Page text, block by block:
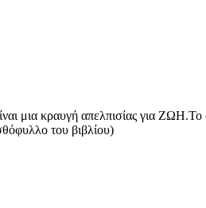
μια κραυγή απελπισίας για
του βιβλίου)